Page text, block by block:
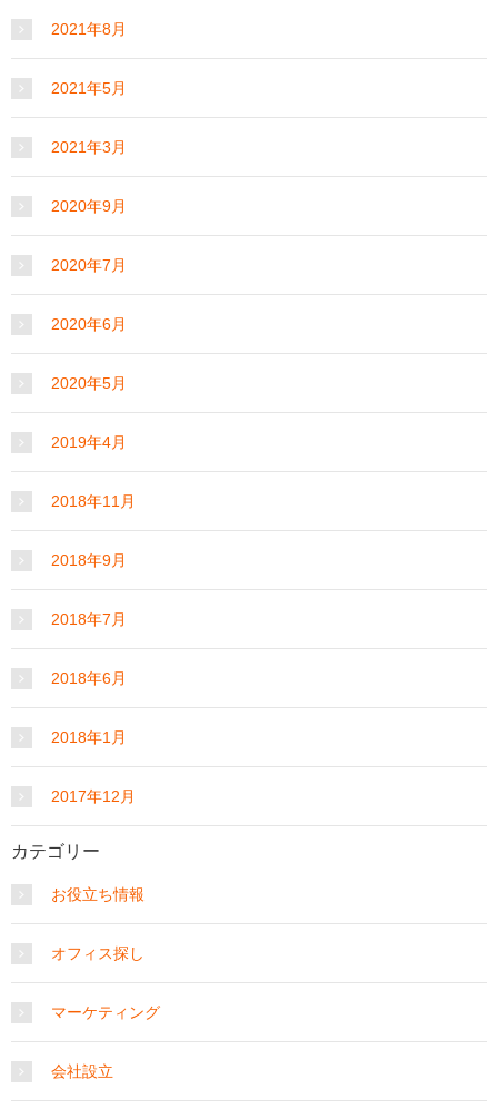
2021年8月
2021年5月
2021年3月
2020年9月
2020年7月
2020年6月
2020年5月
2019年4月
2018年11月
2018年9月
2018年7月
2018年6月
2018年1月
2017年12月
カテゴリー
お役立ち情報
オフィス探し
マーケティング
会社設立